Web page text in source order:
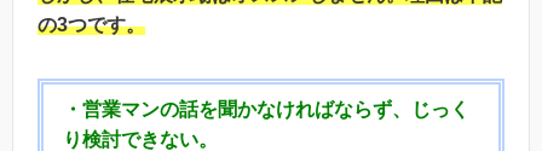
の3つです。
・営業マンの話を聞かなければならず、じっく
り検討できない。